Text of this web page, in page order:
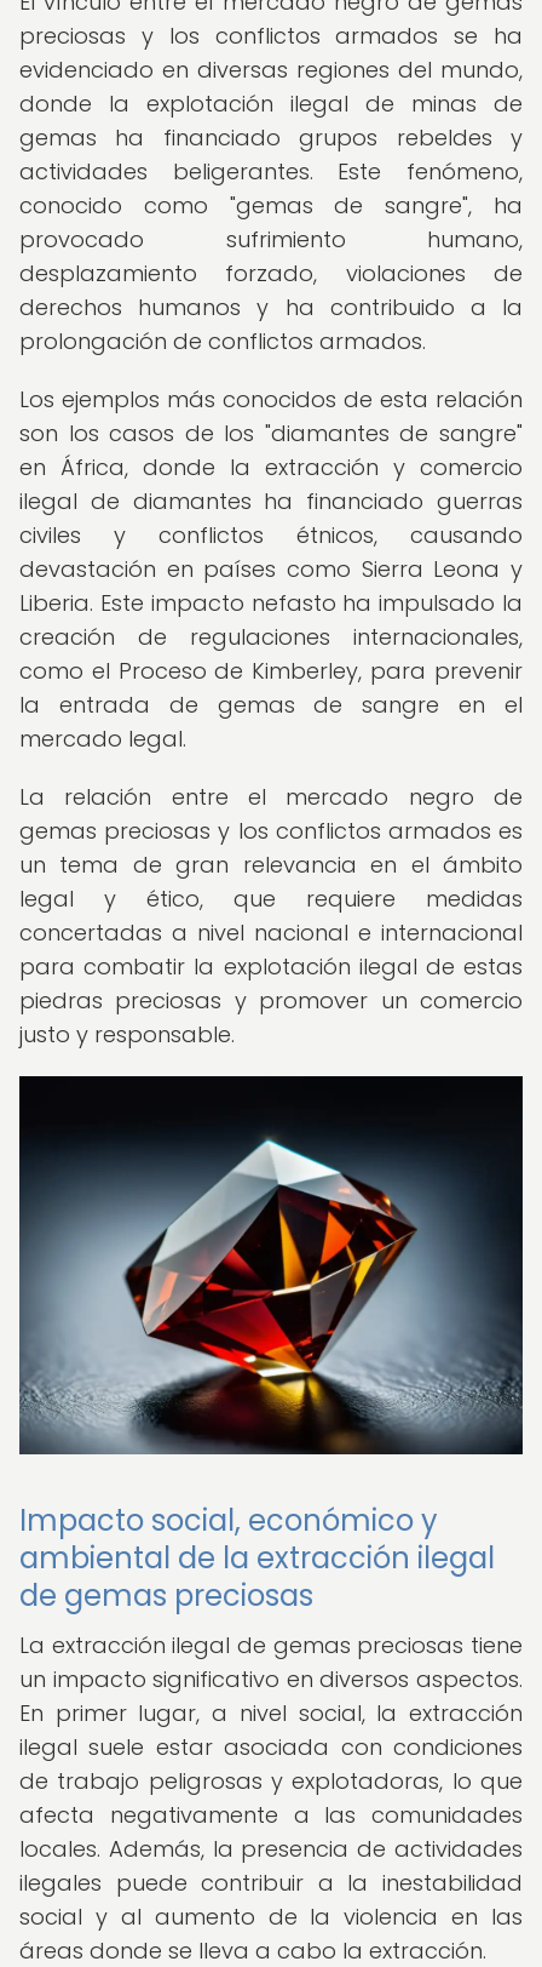
preciosas y los conflictos armados se ha
evidenciado en diversas regiones del mundo,
donde la explotación ilegal de minas de
gemas ha financiado grupos rebeldes y
actividades beligerantes. Este fenómeno,
conocido como "gemas de sangre", ha
provocado sufrimiento humano,
desplazamiento forzado, violaciones de
derechos humanos y ha contribuido a la
prolongación de conflictos armados.
Los ejemplos más conocidos de esta relación
son los casos de los "diamantes de sangre"
en África, donde la extracción y comercio
ilegal de diamantes ha financiado guerras
civiles y conflictos étnicos, causando
devastación en países como Sierra Leona y
Liberia. Este impacto nefasto ha impulsado la
creación de regulaciones internacionales,
como el Proceso de Kimberley, para prevenir
la entrada de gemas de sangre en el
mercado legal.
La relación entre el mercado negro de
gemas preciosas y los conflictos armados es
un tema de gran relevancia en el ámbito
legal y ético, que requiere medidas
concertadas a nivel nacional e internacional
para combatir la explotación ilegal de estas
piedras preciosas y promover un comercio
justo y responsable.
Impacto social, económico y
ambiental de la extracción ilegal
de gemas preciosas
La extracción ilegal de gemas preciosas tiene
un impacto significativo en diversos aspectos.
En primer lugar, a nivel social, la extracción
ilegal suele estar asociada con condiciones
de trabajo peligrosas y explotadoras, lo que
afecta negativamente a las comunidades
locales. Además, la presencia de actividades
ilegales puede contribuir a la inestabilidad
social y al aumento de la violencia en las
áreas donde se lleva a cabo la extracción.